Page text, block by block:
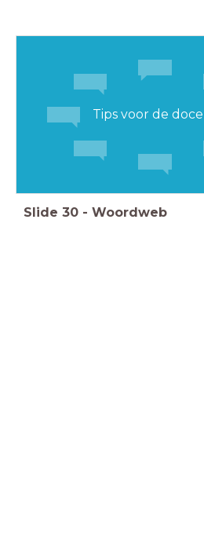
Tips voor de
Slide 30 - Woordweb